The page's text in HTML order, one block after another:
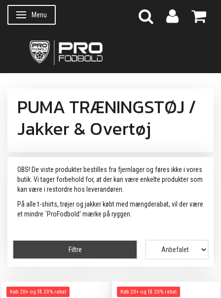
Skifte navigation
Menu
PUMA TRÆNINGSTØJ /
Jakker & Overtøj
OBS! De viste produkter bestilles fra fjernlager og føres ikke i vores
butik. Vi tager forbehold for, at der kan være enkelte produkter som
kan være i restordre hos leverandøren.
På alle t-shirts, trøjer og jakker købt med mængderabat, vil der være
et mindre ´ProFodbold' mærke på ryggen.
Filtre
Køb 20+ og få 20% rabat Køb 20+ og få 20% rabat